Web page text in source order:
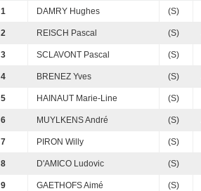
1 DAMRY Hughes (S)
2 REISCH Pascal (S)
3 SCLAVONT Pascal (S)
4 BRENEZ Yves (S)
5 HAINAUT Marie-Line (S)
6 MUYLKENS André (S)
7 PIRON Willy (S)
8 D'AMICO Ludovic (S)
9 GAETHOFS Aimé (S)